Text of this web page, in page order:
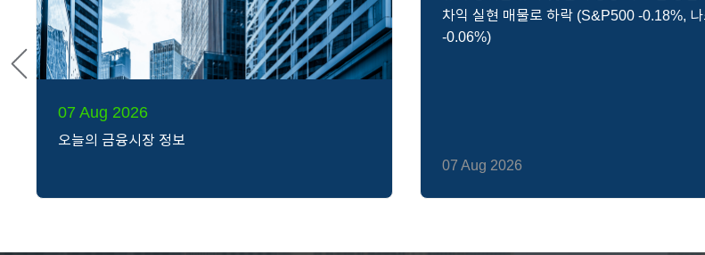
07 Aug 2026
오늘의 금융시장 정보
차익 실현 매물로 하락 (S&P500 -0.18%,
-0.06%)
07 Aug 2026